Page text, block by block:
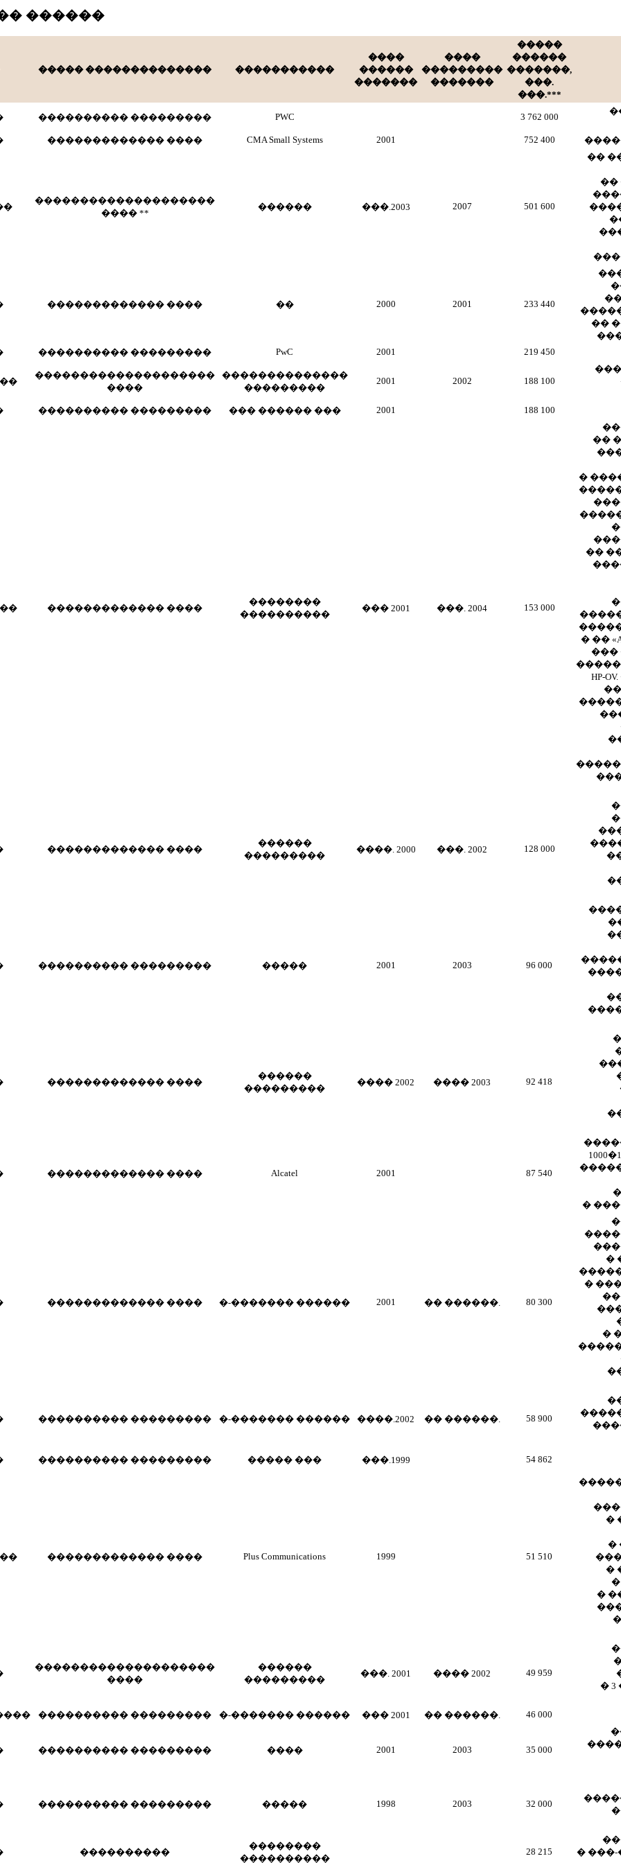
������
����� �������������� �����������
����
������
�������
����
���������
�������
�����
������
�������,
���.
���.***
���������� ��������� PWC 3 762 000
������������� ���� CMA Small Systems 2001 752 400
��������������������
���� **
������ ���.2003 2007 501 600
��
��
������������� ���� �� 2000 2001 233 440
��
���������� ��������� PwC 2001 219 450
��������������������
����
��������������
���������
2001 2002 188 100
���������� ��������� ��� ������ ��� 2001 188 100
������������� ����
��������
����������
��� 2001 ���. 2004 153 000
��
�
�����
��
� ��
���
HP-OV
������������� ����
������
���������
����. 2000 ���. 2002 128 000
���������� ��������� ����� 2001 2003 96 000
������������� ����
������
���������
���� 2002 ���� 2003 92 418
������������� ���� Alcatel 2001 87 540
�
������������� ���� �-������� ������ 2001 �� ������. 80 300
�
�
�
���������� ��������� �-������� ������ ����.2002 �� ������. 58 900
���������� ��������� ����� ��� ���.1999 54 862
������������� ���� Plus Communications 1999 51 510
�
�
�
�
��������������������
����
������
���������
���. 2001 ���� 2002 49 959
�
���������� ��������� �-������� ������ ��� 2001 �� ������. 46 000
���������� ��������� ���� 2001 2003 35 000
���������� ��������� ����� 1998 2003 32 000
����������
��������
����������
28 215
�